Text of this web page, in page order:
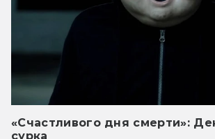
«Счастливого дня смерти»:
сурка